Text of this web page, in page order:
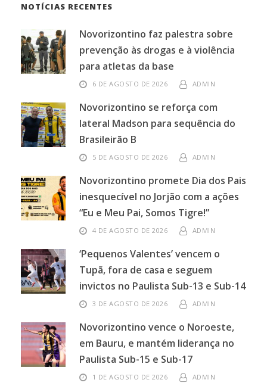
NOTÍCIAS RECENTES
Novorizontino faz palestra sobre
prevenção às drogas e à violência
para atletas da base
6 DE AGOSTO DE 2026 ADMIN
Novorizontino se reforça com
lateral Madson para sequência do
Brasileirão B
5 DE AGOSTO DE 2026 ADMIN
Novorizontino promete Dia dos Pais
inesquecível no Jorjão com a ações
“Eu e Meu Pai, Somos Tigre!”
4 DE AGOSTO DE 2026 ADMIN
‘Pequenos Valentes’ vencem o
Tupã, fora de casa e seguem
invictos no Paulista Sub-13 e Sub-14
3 DE AGOSTO DE 2026 ADMIN
Novorizontino vence o Noroeste,
em Bauru, e mantém liderança no
Paulista Sub-15 e Sub-17
1 DE AGOSTO DE 2026 ADMIN